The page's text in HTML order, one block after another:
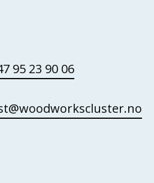
95 23 90 06